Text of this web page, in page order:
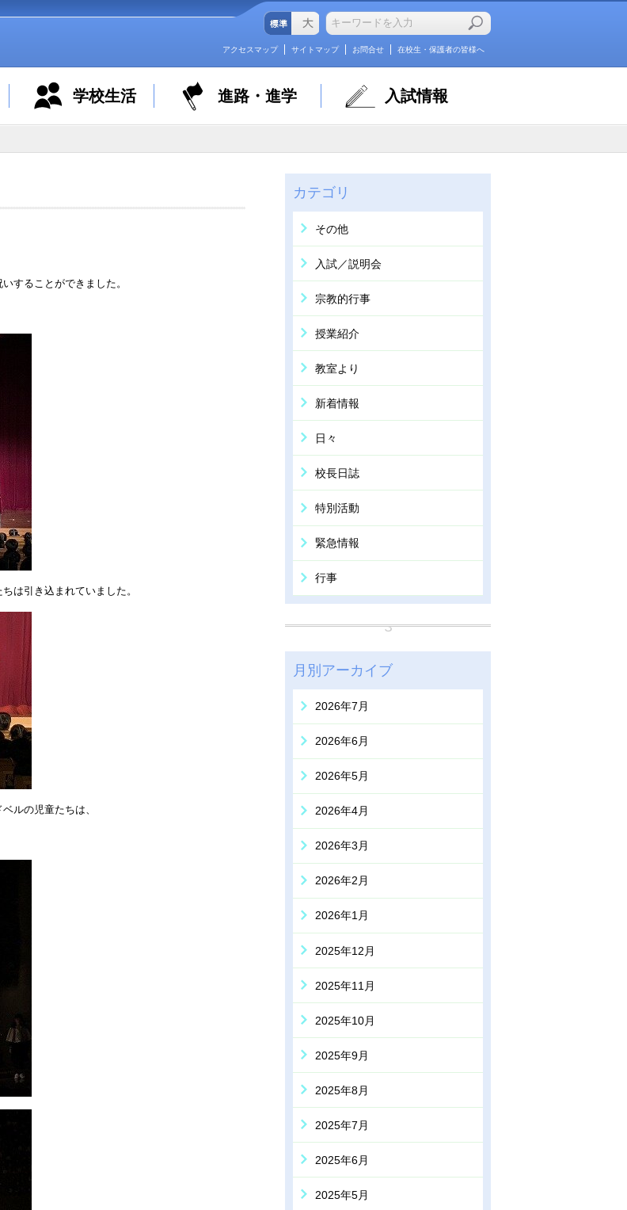
アクセスマップ サイトマップ お問合せ 在校生・保護者の皆様へ
学校生活 進路・進学 入試情報
することができました。
は引き込まれていました。
ルの児童たちは、
カテゴリ
その他
入試／説明会
宗教的行事
授業紹介
教室より
新着情報
日々
校長日誌
特別活動
緊急情報
行事
月別アーカイブ
2026年7月
2026年6月
2026年5月
2026年4月
2026年3月
2026年2月
2026年1月
2025年12月
2025年11月
2025年10月
2025年9月
2025年8月
2025年7月
2025年6月
2025年5月